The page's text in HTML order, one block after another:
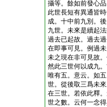
攝等。餘如前發心
此世長短有異通皆
成。十中前九別。
九世。未來是續起
過去已起故。過去
在即事可見。例過
未之現在非可見故
然此三世何以成九
唯有五。意云。如
世。從後取三爲未
在三世。若依此釋
世之數。云何一念